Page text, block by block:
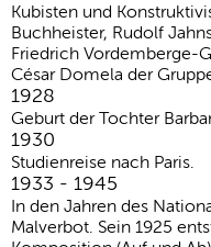
Kubisten und
Buchheister, Rudolf
Friedrich Vordemberge-
César Domela der
1928
Geburt der Tochter
1930
Studienreise nach Paris.
1933 - 1945
In den Jahren des
Malverbot. Sein 1925